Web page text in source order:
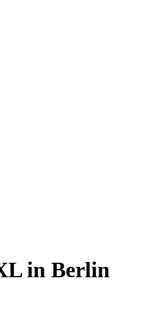
in Berlin